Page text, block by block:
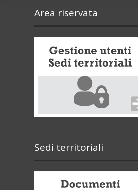
Area riservata
Sedi territoriali